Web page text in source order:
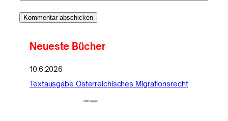
Neueste Bücher
10.6.2026
Textausgabe Österreichisches Migrationsrecht